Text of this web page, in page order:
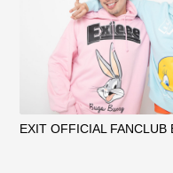
EXIT OFFICIAL FANCLUB